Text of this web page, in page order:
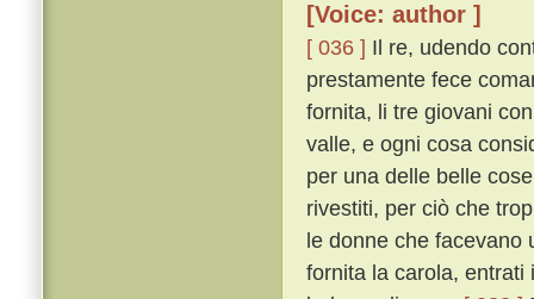
[Voice: author ]
[ 036 ] Il re, udendo
prestamente fece
fornita, li tre giovani
valle, e ogni cosa
per una delle belle
rivestiti, per ciò che
le donne che facevano
fornita la carola, entrati